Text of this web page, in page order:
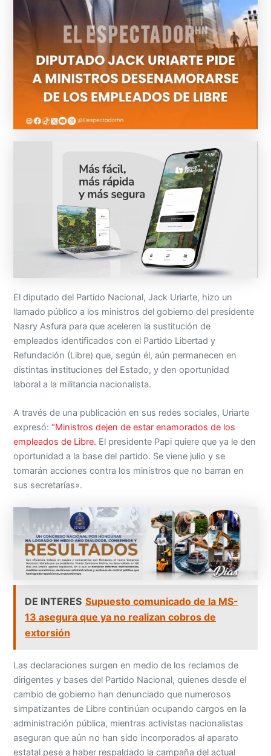
El diputado del Partido Nacional, Jack Uriarte, hizo un
llamado público a los ministros del gobierno del presidente
Nasry Asfura para que aceleren la sustitución de
empleados identificados con el Partido Libertad y
Refundación (Libre) que, según él, aún permanecen en
distintas instituciones del Estado, y den oportunidad
laboral a la militancia nacionalista.
A través de una publicación en sus redes sociales, Uriarte
expresó:“Ministros dejen de estar enamorados de los
empleados de Libre. El presidente Papi quiere que ya le den
oportunidad a la base del partido. Se viene julio y se
tomarán acciones contra los ministros que no barran en
sus secretarías».
DE INTERES Supuesto comunicado de la MS-
13 asegura que ya no realizan cobros de
extorsión
Las declaraciones surgen en medio de los reclamos de
dirigentes y bases del Partido Nacional, quienes desde el
cambio de gobierno han denunciado que numerosos
simpatizantes de Libre continúan ocupando cargos en la
administración pública, mientras activistas nacionalistas
aseguran que aún no han sido incorporados al aparato
estatal pese a haber respaldado la campaña del actual